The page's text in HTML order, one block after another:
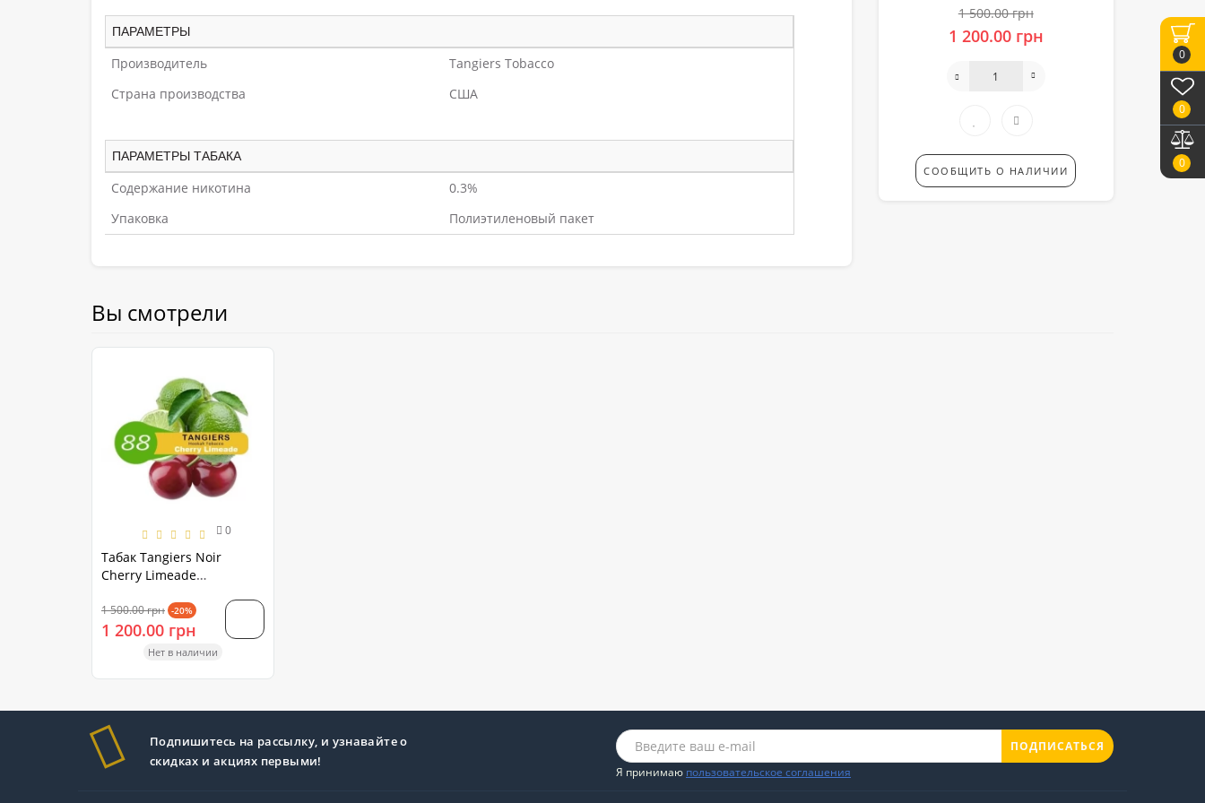
0
0
0
ПАРАМЕТРЫ
Производитель
Tangiers Tobacco
Страна производства
США
ПАРАМЕТРЫ ТАБАКА
Содержание никотина
0.3%
Упаковка
Полиэтиленовый пакет
1 500.00 грн
1 200.00 грн
СООБЩИТЬ О НАЛИЧИИ
Вы смотрели
0
Табак Tangiers Noir
Cherry Limeade
грамм
1 500.00 грн -20%
1 200.00 грн
Нет в наличии
Подпишитесь на рассылку, и узнавайте о
скидках и акциях первыми!
ПОДПИСАТЬСЯ
Я принимаю пользовательское соглашения